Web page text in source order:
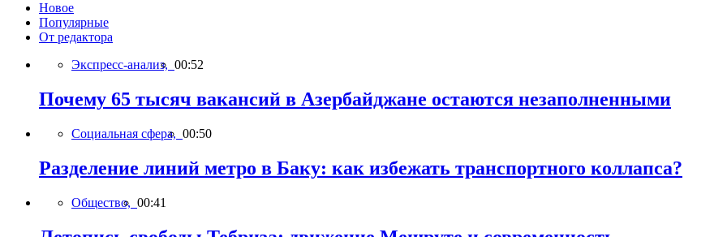
Новое
Популярные
От редактора
Экспресс-анализ, 00:52
Почему 65 тысяч вакансий в Азербайджане остаются незаполненными
Социальная сфера, 00:50
Разделение линий метро в Баку: как избежать транспортного коллапса?
Общество, 00:41